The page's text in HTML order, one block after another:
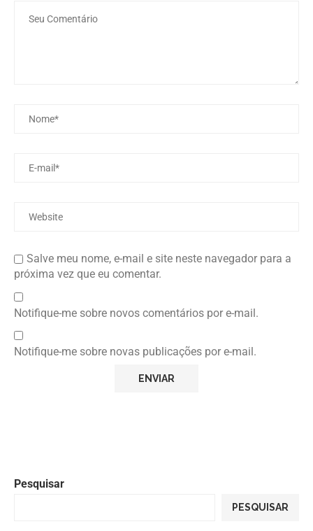
Salve meu nome, e-mail e site neste navegador para a
próxima vez que eu comentar.
Notifique-me sobre novos comentários por e-mail.
Notifique-me sobre novas publicações por e-mail.
Pesquisar
PESQUISAR